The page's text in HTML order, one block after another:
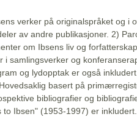
verker på originalspråket og i
av andre publikasjoner. 2)
om Ibsens liv og
i samlingsverker og
og lydopptak er også
basert på
bibliografier og
Ibsen" (1953-1997) er inkludert.